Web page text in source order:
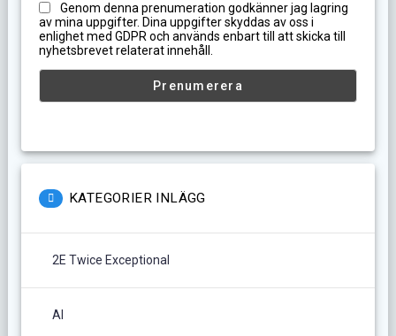
Genom denna prenumeration godkänner jag lagring
av mina uppgifter. Dina uppgifter skyddas av oss i
enlighet med GDPR och används enbart till att skicka till
nyhetsbrevet relaterat innehåll.
KATEGORIER INLÄGG
2E Twice Exceptional
AI